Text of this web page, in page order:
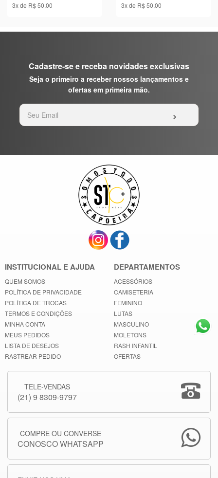
3x de R$ 50,00 3x de R$ 50,00
Cadastre-se e receba novidades exclusivas
Seja o primeiro a receber nossos lançamentos e
ofertas em primeira mão.
INSTITUCIONAL E AJUDA
QUEM SOMOS
POLÍTICA DE PRIVACIDADE
POLÍTICA DE TROCAS
TERMOS E CONDIÇÕES
MINHA CONTA
MEUS PEDIDOS
LISTA DE DESEJOS
RASTREAR PEDIDO
DEPARTAMENTOS
ACESSÓRIOS
CAMISETERIA
FEMININO
LUTAS
MASCULINO
MOLETONS
RASH INFANTIL
OFERTAS
TELE-VENDAS
(21) 9 8309-9797
COMPRE OU CONVERSE
CONOSCO WHATSAPP